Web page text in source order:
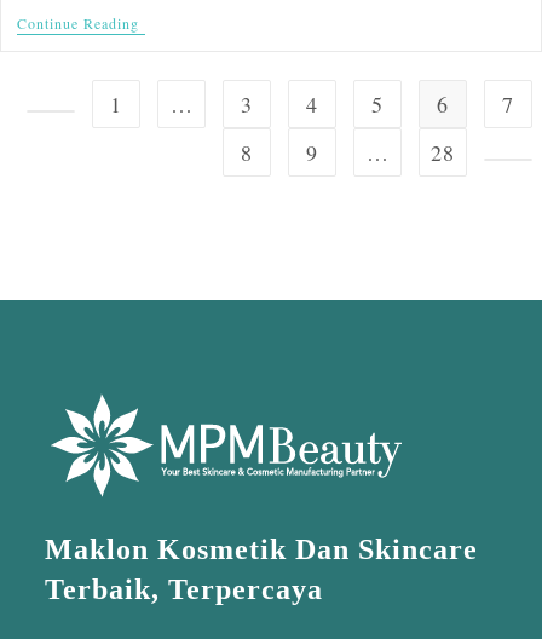
Continue Reading
1 … 3 4 5 6
7
8
9 … 28
Maklon Kosmetik Dan Skincare
Terbaik, Terpercaya